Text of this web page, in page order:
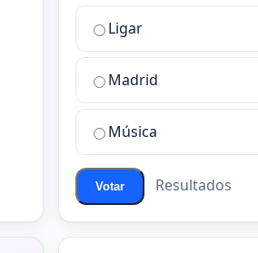
la
mejor
sala
chat
ChatZona?
Ligar
Madrid
Música
Votar Resultados